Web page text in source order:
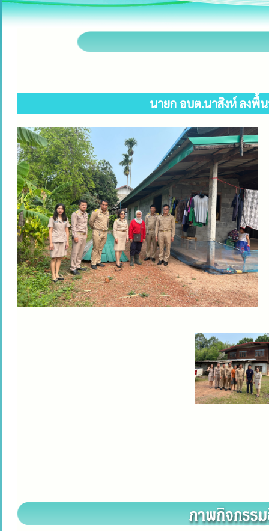
นายก อบต.นาสิงห์ ลงพื้